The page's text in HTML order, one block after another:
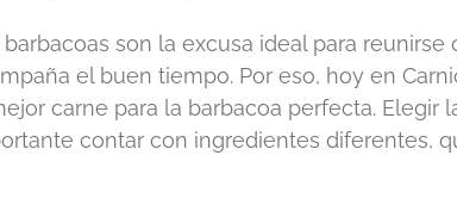
barbacoas son la excusa ideal para
el buen tiempo. Por eso, hoy en
carne para la barbacoa perfecta. Elegir
contar con ingredientes diferentes,